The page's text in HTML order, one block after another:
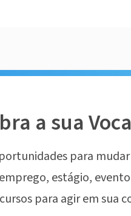
a sua
para
estágio,
para agir em sua